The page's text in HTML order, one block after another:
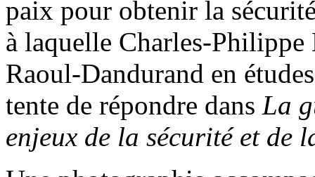
paix pour obtenir la
à laquelle Charles-
Raoul-Dandurand en
tente de répondre dans La
enjeux de la sécurité et de